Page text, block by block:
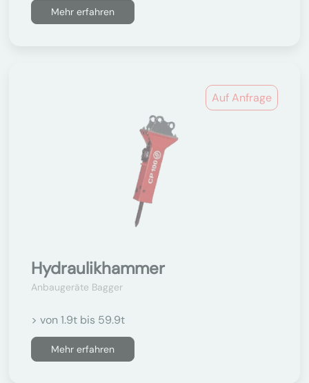
Mehr erfahren
Auf Anfrage
Hydraulikhammer
Anbaugeräte Bagger
> von 1.9t bis 59.9t
Mehr erfahren